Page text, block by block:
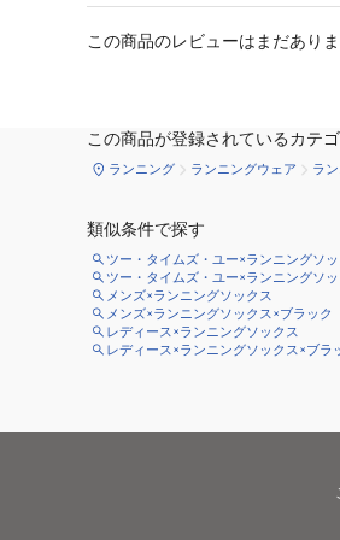
この商品のレビューはまだありま
この商品が登録されているカテ
ランニング ランニングウェア ラ
類似条件で探す
ツー・タイムズ・ユー×ランニングソ
ツー・タイムズ・ユー×ランニングソ
メンズ×ランニングソックス
メンズ×ランニングソックス×ブラック
レディース×ランニングソックス
レディース×ランニングソックス×ブラ